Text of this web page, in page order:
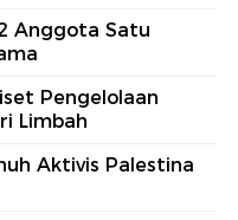
Anggota Satu
Pengelolaan
Limbah
Aktivis Palestina